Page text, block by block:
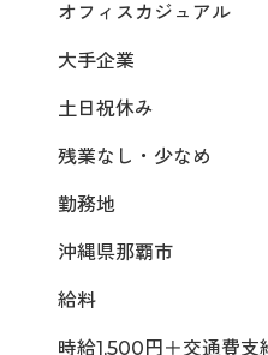
オフィスカジュアル
大手企業
土日祝休み
残業なし・少なめ
勤務地
沖縄県那覇市
給料
時給1,500円＋交通費支